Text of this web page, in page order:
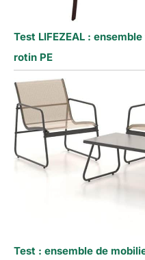
Test LIFEZEAL :
rotin PE
Test : ensemble de